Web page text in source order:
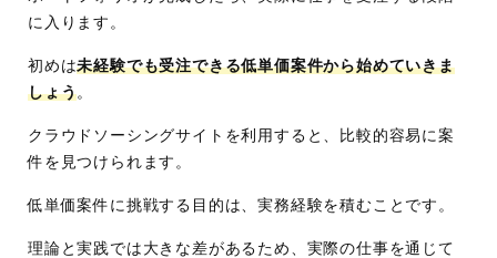
に入ります。
初めは未経験でも受注できる低単価案件から始めていきま
しょう。
クラウドソーシングサイトを利用すると、比較的容易に案
件を見つけられます。
低単価案件に挑戦する目的は、実務経験を積むことです。
理論と実践では大きな差があるため、実際の仕事を通じて